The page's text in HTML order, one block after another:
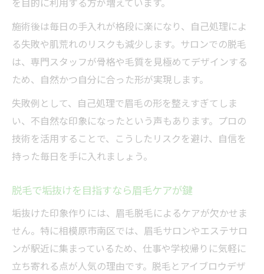
施術後は毎日の手入れが格段に楽になり、自己処理によ
る失敗や肌荒れのリスクも減少します。サロンでの脱毛
は、専門スタッフが骨格や毛質を見極めてデザインする
ため、自然かつ自分に合った形が実現します。
失敗例として、自己処理で眉毛の形を整えすぎてしま
い、不自然な印象になったという声もあります。プロの
技術を活用することで、こうしたリスクを避け、自信を
持った毎日を手に入れましょう。
脱毛で垢抜けを目指すなら眉毛ケアが鍵
垢抜けた印象作りには、眉毛脱毛によるケアが欠かせま
せん。特に相模原市南区では、眉毛サロンやエステサロ
ンが駅近に集まっているため、仕事や学校帰りに気軽に
立ち寄れる点が人気の理由です。脱毛とアイブロウデザ